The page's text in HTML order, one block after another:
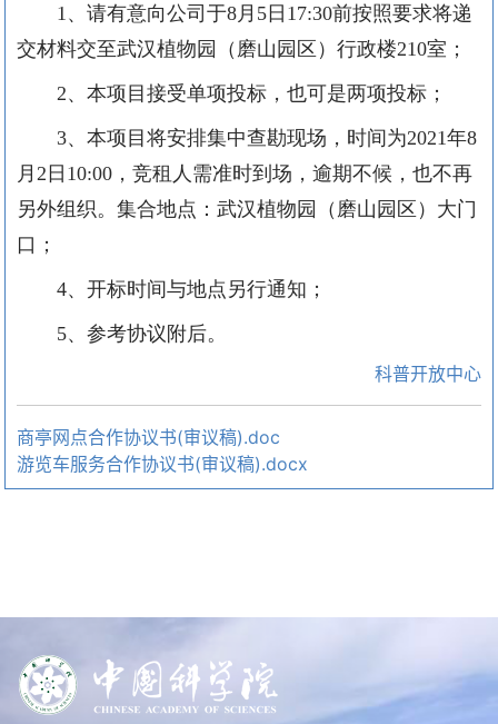
1、 请有意向公司于8 月 5日 17:30前按照要求将递
交材料交至武汉植物园 （磨山园区） 行政楼210室 ；
2、 本项目接受单项投标，也可是两项投标 ；
3、 本项目将安排集中查勘现场 ，时间为2021年8
月 2 日 10:00 ，竞租人需准时到场，逾期不候，也不再
另外组织。集合地点： 武汉植物园 （磨山园区） 大门
口 ；
4、 开标时间与地点另行通知；
5、 参考协议附后。
科普开放中心
商亭网点合作协议书(审议稿).doc
游览车服务合作协议书(审议稿).docx